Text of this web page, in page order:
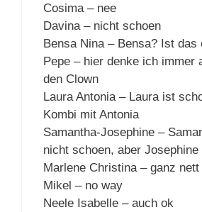
Cosima – nee
Davina – nicht schoen
Bensa Nina – Bensa? Ist das
Pepe – hier denke ich immer
den Clown
Laura Antonia – Laura ist
Kombi mit Antonia
Samantha-Josephine –
nicht schoen, aber
Marlene Christina – ganz nett
Mikel – no way
Neele Isabelle – auch ok